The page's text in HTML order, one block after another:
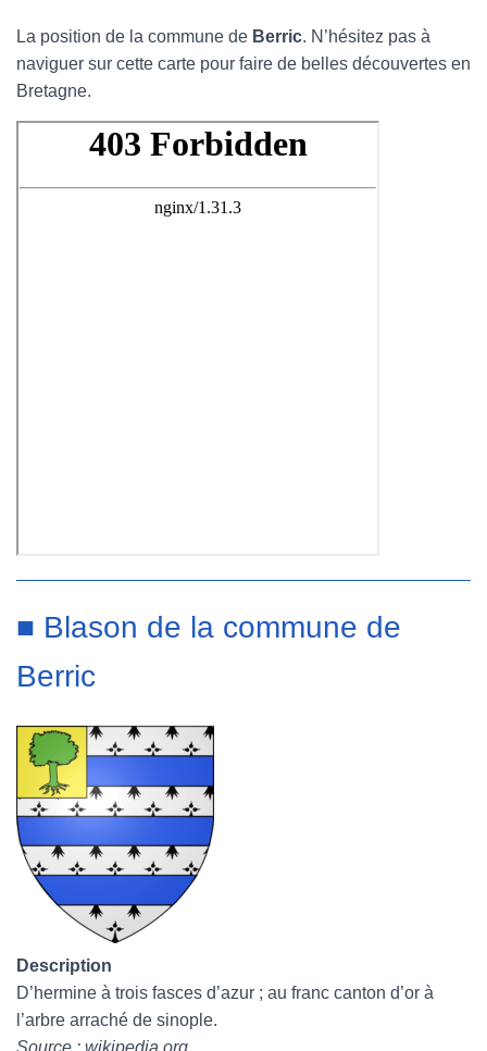
La position de la commune de Berric. N’hésitez pas à
naviguer sur cette carte pour faire de belles découvertes en
Bretagne.
■ Blason de la commune de
Berric
Description
D’hermine à trois fasces d’azur ; au franc canton d’or à
l’arbre arraché de sinople.
Source : wikipedia.org